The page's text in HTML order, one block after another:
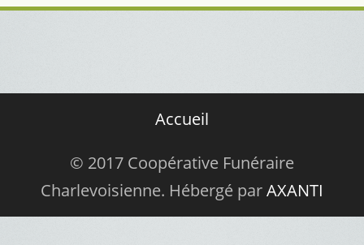
Accueil
© 2017 Coopérative Funéraire
Charlevoisienne. Hébergé parAXANTI